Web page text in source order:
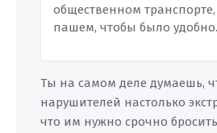
общественном транспорте,
пашем, чтобы было удобно.
Ты на самом деле думаешь,
нарушителей настолько
что им нужно срочно